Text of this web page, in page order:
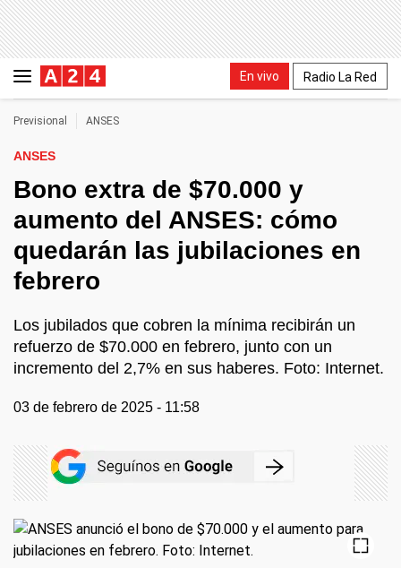
En vivo Radio La Red
Previsional ANSES
ANSES
Bono extra de $70.000 y
aumento del ANSES: cómo
quedarán las jubilaciones en
febrero
Los jubilados que cobren la mínima recibirán un
refuerzo de $70.000 en febrero, junto con un
incremento del 2,7% en sus haberes. Foto: Internet.
03 de febrero de 2025 - 11:58